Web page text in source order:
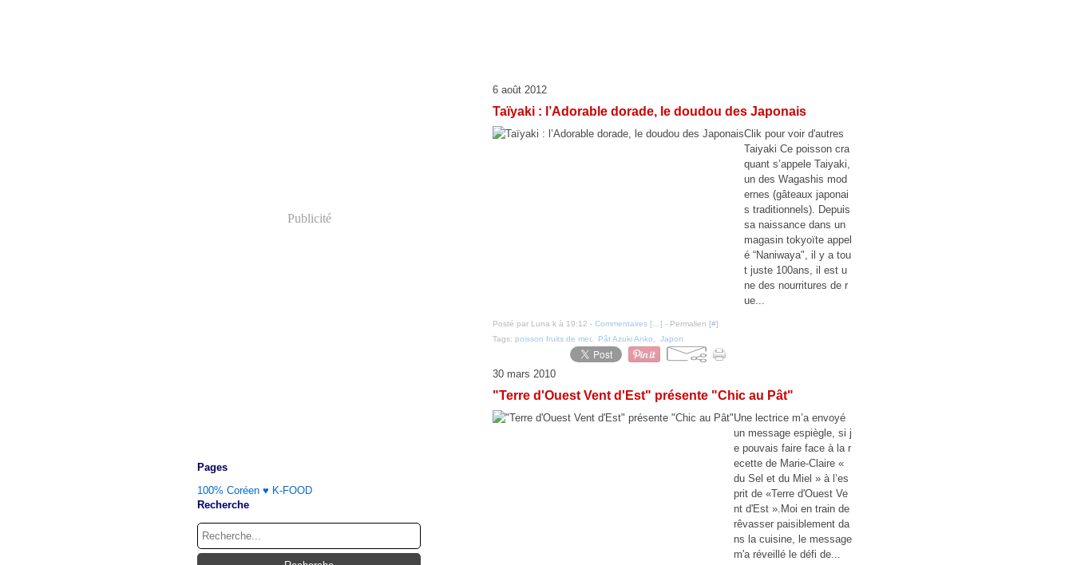
Publicité
Pages
100% Coréen ♥ K-FOOD
Recherche
6 août 2012
Taïyaki : l’Adorable dorade, le doudou des Japonais
Clik pour voir d'autres
Taiyaki Ce poisson cra
quant s’appele Taiyaki,
un des Wagashis mod
ernes (gâteaux japonai
s traditionnels). Depuis
sa naissance dans un
magasin tokyoïte appel
é “Naniwaya", il y a tou
t juste 100ans, il est u
ne des nourritures de r
ue...
Posté par Luna k à 19:12 - Commentaires [ ] - Permalien [#]
Tags: poisson fruits de mer, Pât Azuki Anko Japon
30 mars 2010
"Terre d'Ouest Vent d'Est" présente "Chic au Pât"
Une lectrice m’a envoyé
un message espiègle, si j
e pouvais faire face à la r
ecette de Marie-Claire «
du Sel et du Miel » à l’es
prit de «Terre d'Ouest Ve
nt d'Est ».Moi en train de
rêvasser paisiblement da
ns la cuisine, le message
m'a réveillé le défi de...